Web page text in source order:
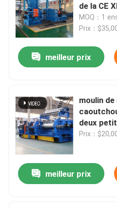
de la CE
MOQ：1
Prix：
meilleur prix
moulin de
deux
en
Prix：
meilleur prix